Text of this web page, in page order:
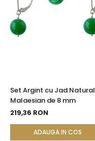
Set Argint cu Jad Natural
Malaesian de 8 mm
219,36 RON
ADAUGA IN COS